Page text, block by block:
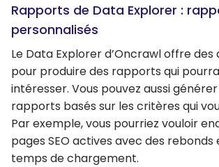
Rapports de Data Explorer :
personnalisés
Le Data Explorer d’Oncrawl offre des
pour produire des rapports qui
intéresser. Vous pouvez aussi
rapports basés sur les critères qui
Par exemple, vous pourriez vouloir
pages SEO actives avec des
temps de chargement.